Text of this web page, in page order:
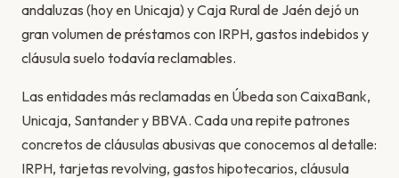
andaluzas (hoy en Unicaja) y Caja Rural de Jaén dejó un
gran volumen de préstamos con IRPH, gastos indebidos y
cláusula suelo todavía reclamables.
Las entidades más reclamadas en Úbeda son CaixaBank,
Unicaja, Santander y BBVA. Cada una repite patrones
concretos de cláusulas abusivas que conocemos al detalle:
IRPH, tarjetas revolving, gastos hipotecarios, cláusula